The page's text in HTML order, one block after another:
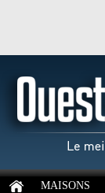
MAISONS